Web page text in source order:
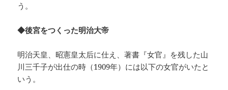
う。
◆後宮をつくった明治大帝
明治天皇、昭憲皇太后に仕え、著書『女官』を残した山
川三千子が出仕の時（1909年）には以下の女官がいたと
いう。